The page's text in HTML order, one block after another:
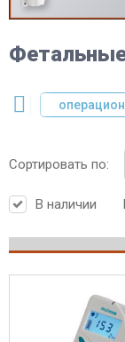
Сортировать по:
В наличии